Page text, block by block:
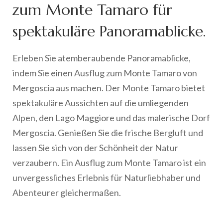
zum Monte Tamaro für
spektakuläre Panoramablicke.
Erleben Sie atemberaubende Panoramablicke,
indem Sie einen Ausflug zum Monte Tamaro von
Mergoscia aus machen. Der Monte Tamaro bietet
spektakuläre Aussichten auf die umliegenden
Alpen, den Lago Maggiore und das malerische Dorf
Mergoscia. Genießen Sie die frische Bergluft und
lassen Sie sich von der Schönheit der Natur
verzaubern. Ein Ausflug zum Monte Tamaro ist ein
unvergessliches Erlebnis für Naturliebhaber und
Abenteurer gleichermaßen.